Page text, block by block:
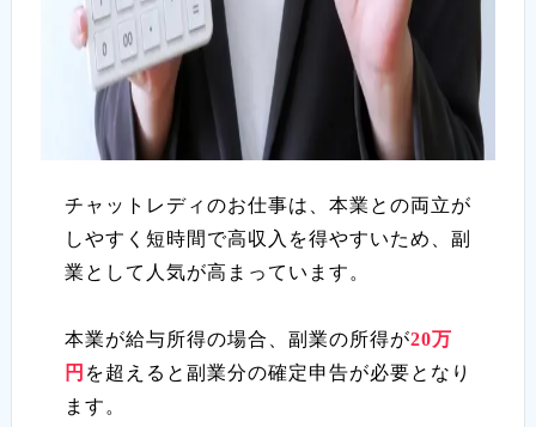
チャットレディのお仕事は、本業との両立が
しやすく短時間で高収入を得やすいため、副
業として人気が高まっています。
本業が給与所得の場合、副業の所得が20万
円 を超えると副業分の確定申告が必要となり
ます。